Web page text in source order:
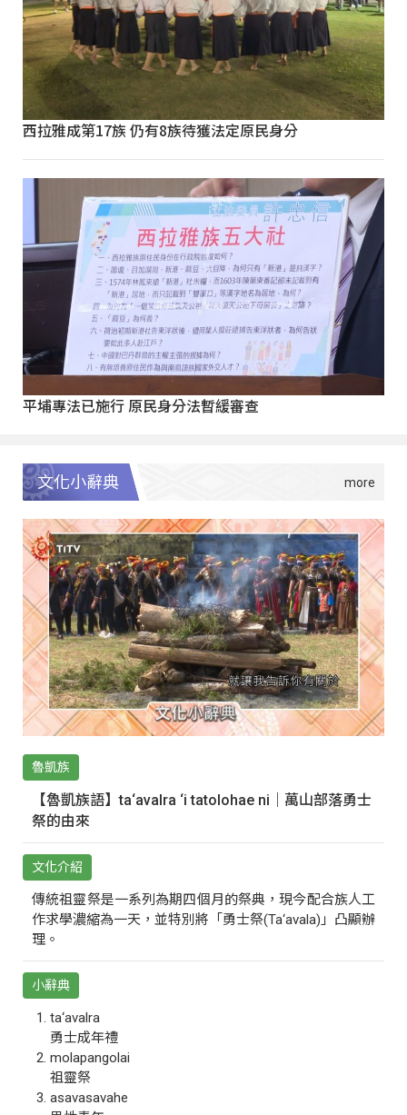
西拉雅成第17族 仍有8族待獲法定原民身分
平埔專法已施行 原民身分法暫緩審查
文化小辭典
魯凱族
【魯凱族語】ta‘avalra ‘i tatolohae ni｜萬山部落勇士
祭的由來
文化介紹
傳統祖靈祭是一系列為期四個月的祭典，現今配合族人工
作求學濃縮為一天，並特別將「勇士祭(Ta‘avala)」凸顯辦
理。
小辭典
ta‘avalra
勇士成年禮
molapangolai
祖靈祭
asavasavahe